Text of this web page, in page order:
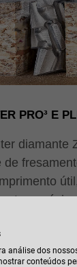
PRO³ E
diamante
de
e
análise dos
conteúdos